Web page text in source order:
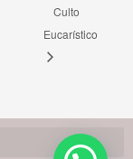
Culto
Eucarístico